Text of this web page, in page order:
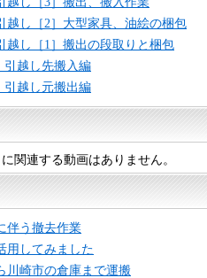
越し［2］大型家具、油絵の梱包
越し［1］搬出の段取りと梱包
引越し先搬入編
引越し元搬出編
関連する動画はありません。
伴う撤去作業
用してみました
川崎市の倉庫まで運搬